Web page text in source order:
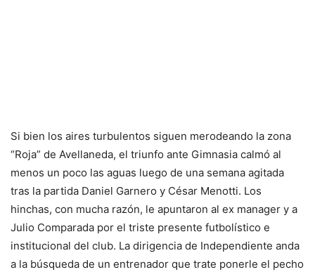
Si bien los aires turbulentos siguen merodeando la zona
“Roja” de Avellaneda, el triunfo ante Gimnasia calmó al
menos un poco las aguas luego de una semana agitada
tras la partida Daniel Garnero y César Menotti. Los
hinchas, con mucha razón, le apuntaron al ex manager y a
Julio Comparada por el triste presente futbolístico e
institucional del club. La dirigencia de Independiente anda
a la búsqueda de un entrenador que trate ponerle el pecho